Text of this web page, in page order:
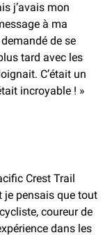
j’avais mon
à ma
de se
tard avec les
C’était un
incroyable ! »
Crest Trail
je pensais que tout
coureur de
dans les